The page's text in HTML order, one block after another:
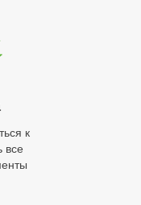
к
все